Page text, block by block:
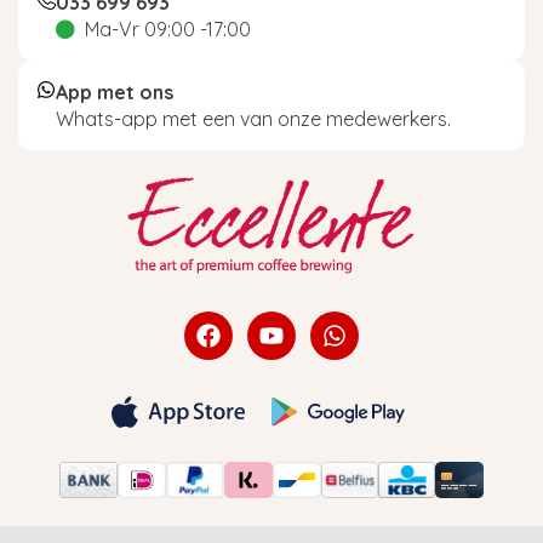
bij Eccellente
Krups ontkalker bestellen? Dat is zo geregeld bij
Eccellente! Als je vandaag voor 22:00 je
bestelling plaatst, kun je morgen al aan de slag
met je apparaat van Krups schoonmaken.
besteding vanaf €40 helemaal gratis. Achteraf
toch de verkeerde Krups ontkalkingstabletten
je hebt bij ons namelijk 365 dagen retourrecht.
Heb je nog vragen over Krups schoonmaken of
klantenservice op nummer 058 581 2045.
Ma-Vr 09:00 -17:00
App met ons
Whats-app met een van onze medewerkers.